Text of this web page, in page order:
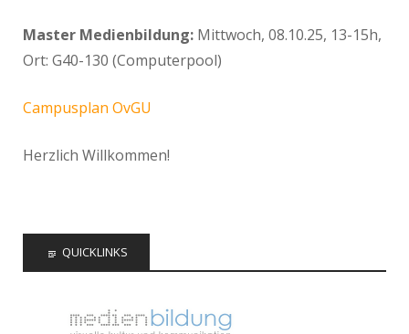
Master Medienbildung: Mittwoch, 08.10.25, 13-15h,
Ort: G40-130 (Computerpool)
Campusplan OvGU
Herzlich Willkommen!
QUICKLINKS